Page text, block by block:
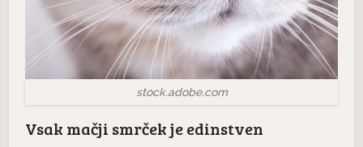
stock.adobe.com
Vsak mačji smrček je edinstven